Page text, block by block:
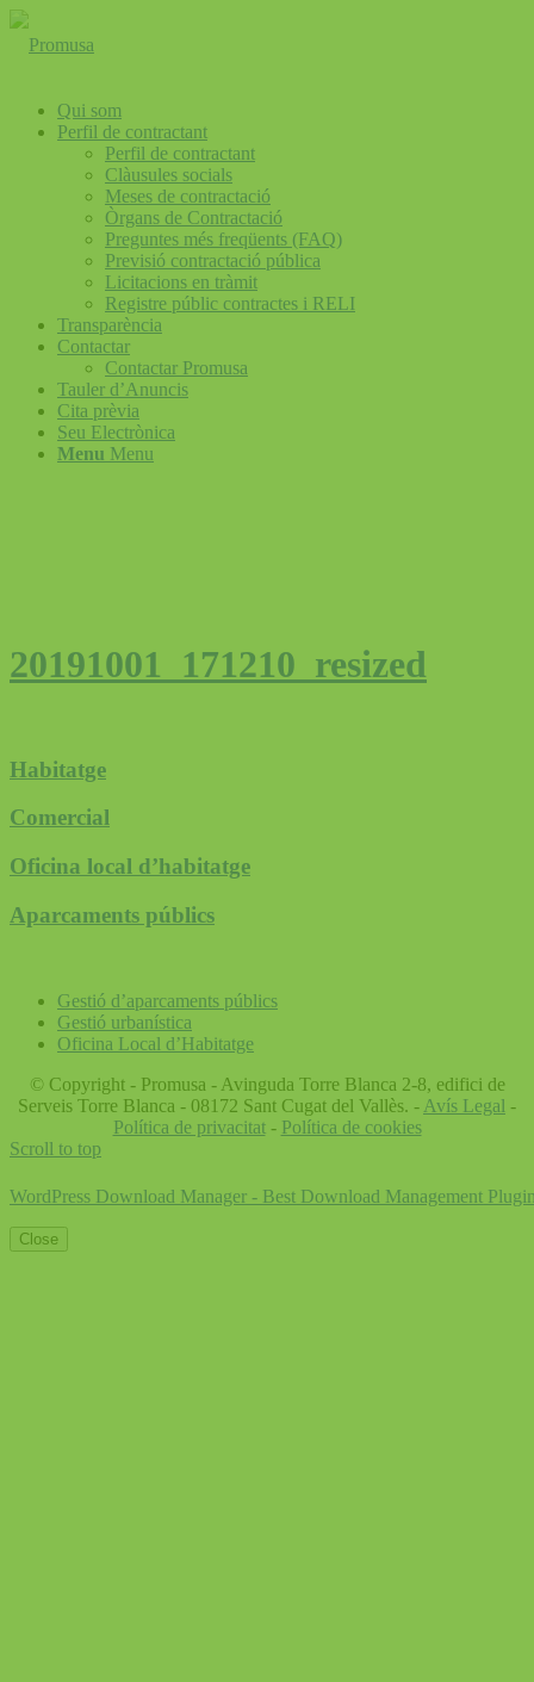
Qui som
Perfil de contractant
Perfil de contractant
Clàusules socials
Meses de contractació
Òrgans de Contractació
Preguntes més freqüents (FAQ)
Previsió contractació pública
Licitacions en tràmit
Registre públic contractes i RELI
Transparència
Contactar
Contactar Promusa
Tauler d’Anuncis
Cita prèvia
Seu Electrònica
Menu Menu
20191001_171210_resized
Habitatge
Comercial
Oficina local d’habitatge
Aparcaments públics
Gestió d’aparcaments públics
Gestió urbanística
Oficina Local d’Habitatge
© Copyright - Promusa - Avinguda Torre Blanca 2-8, edifici de
Serveis Torre Blanca - 08172 Sant Cugat del Vallès. - Avís Legal -
Política de privacitat- Política de cookies
Scroll to top
WordPress Download Manager - Best Download Management
Close